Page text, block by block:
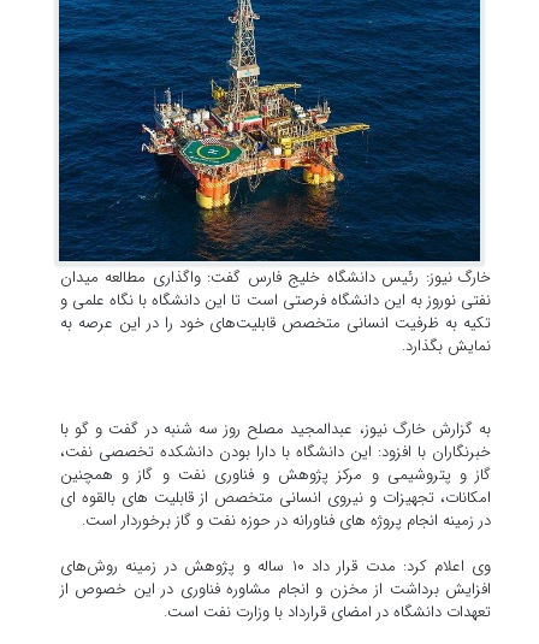
خارگ نیوز: رئیس دانشگاه خلیج فارس گفت: واگذاری مطالعه میدان
نفتی نوروز به این دانشگاه فرصتی است تا این دانشگاه با نگاه علمی و
تکیه به ظرفیت انسانی متخصص قابلیت‌های خود را در این عرصه به
نمایش بگذارد.
به گزارش خارگ نیوز، عبدالمجید مصلح روز سه شنبه در گفت و گو با
خبرنگاران با افزود: این دانشگاه با دارا بودن دانشکده تخصصی نفت،
گاز و پتروشیمی و مرکز پژوهش و فناوری نفت و گاز و همچنین
امکانات، تجهیزات و نیروی انسانی متخصص از قابلیت های بالقوه ای
در زمینه انجام پروژه های فناورانه در حوزه نفت و گاز برخوردار است.
وی اعلام کرد: مدت قرار داد ۱۰ ساله و پژوهش در زمینه روش‌های
افزایش برداشت از مخزن و انجام مشاوره فناوری در این خصوص از
تعهدات دانشگاه در امضای قرارداد با وزارت نفت است.